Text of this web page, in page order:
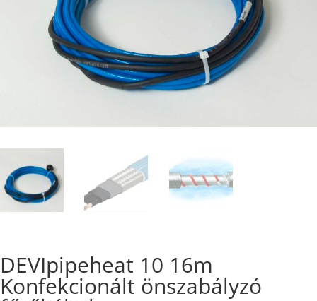
DEVIpipeheat 10 16m
Konfekcionált önszabályzó